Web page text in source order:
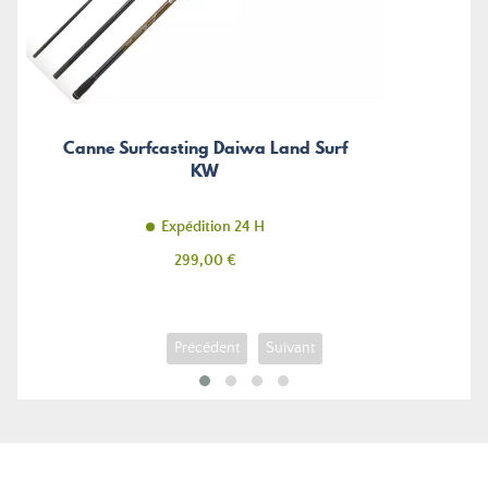
Canne Surfcasting Daiwa Land Surf
KW
Expédition 24 H
Prix
299,00 €
Précédent Suivant